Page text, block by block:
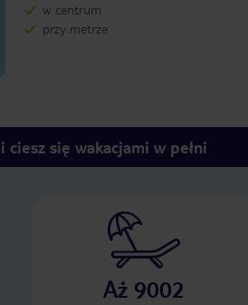
w centrum
przy metrze
ciesz się wakacjami w pełni
Aż 9002